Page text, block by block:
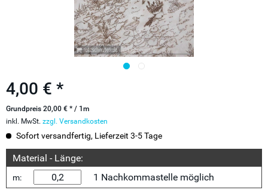
4,00 € *
Grundpreis 20,00 € * / 1m
inkl. MwSt. zzgl. Versandkosten
Sofort versandfertig, Lieferzeit 3-5 Tage
Material - Länge:
m: 1 Nachkommastelle möglich